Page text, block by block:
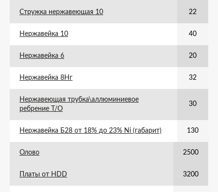
Стружка нержавеющая 10 22
Нержавейка 10 40
Нержавейка 6 20
Нержавейка 8Нг 32
Нержавеющая трубка\аллюминиевое
ребрение Т/О
30
Нержавейка Б28 от 18% до 23% Ni (габарит) 130
Олово 2500
Платы от HDD 3200